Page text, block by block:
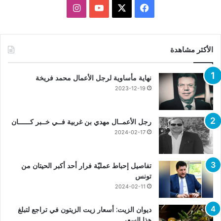
فيسبوك يوتيوبانستقرام
الأكثر مشاهدة
نهاية مأساوية لرجل الأعمال محمد فريخة
2023-12-19
رجل الأعمــال مهدي بن غربية فــي خــبر كــــــان
2024-02-17
تفاصيل إحباط عمليّة فرار أحد أكبر الحيتان من
تونس
2024-02-11
ديوان الزيت: أسعار زيت الزيتون في تراجع لتبلغ